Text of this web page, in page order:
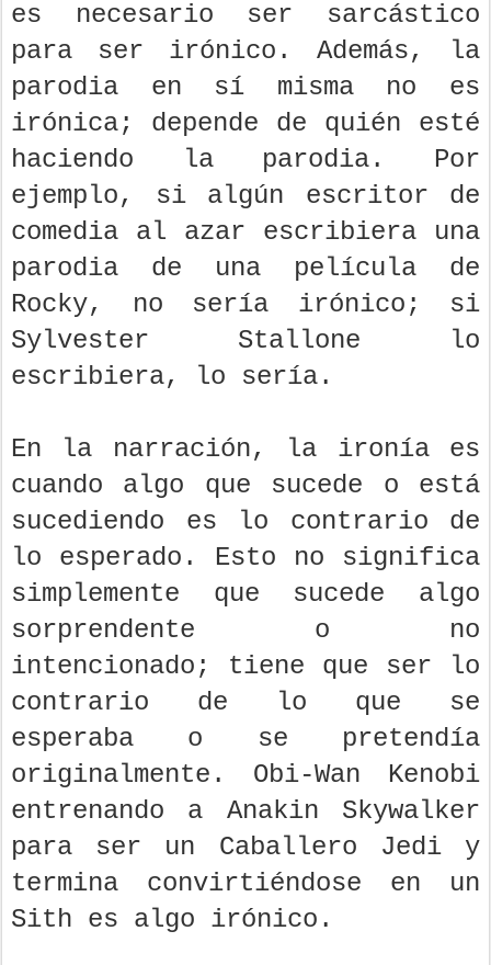
es necesario ser sarcástico
para ser irónico. Además, la
parodia en sí misma no es
irónica; depende de quién esté
haciendo la parodia. Por
ejemplo, si algún escritor de
comedia al azar escribiera una
parodia de una película de
Rocky, no sería irónico; si
Sylvester Stallone lo
escribiera, lo sería.
En la narración, la ironía es
cuando algo que sucede o está
sucediendo es lo contrario de
lo esperado. Esto no significa
simplemente que sucede algo
sorprendente o no
intencionado; tiene que ser lo
contrario de lo que se
esperaba o se pretendía
originalmente. Obi-Wan Kenobi
entrenando a Anakin Skywalker
para ser un Caballero Jedi y
termina convirtiéndose en un
Sith es algo irónico.